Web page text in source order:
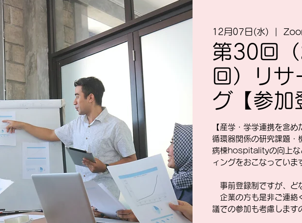
12月07日(水)
第30回
回）リサ
グ【参
【産学・学学連携を含め
循環器関係の研究課題・
病棟hospitalityの向上な
ィングをおこなっていま
事前登録制ですが、ど
企業の方も是非ご連絡
議での参加も考慮します